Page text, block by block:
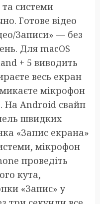
системи
Готове відео
Записи» — без
Для macOS
+ 5 виводить
весь екран
мікрофон
На Android свайп
швидких
«Запис екрана»
мікрофон
проведіть
кута,
«Запис» у